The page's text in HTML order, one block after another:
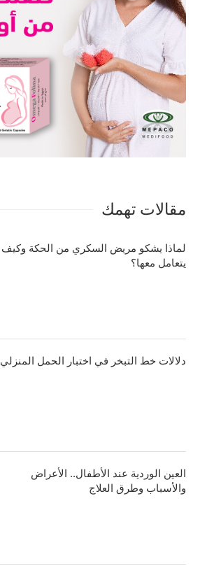
مقالات تهمك
لماذا يشكو مريض السكري من الحكة وكيف
يتعامل معها؟
دلالات خط التبخر في اختبار الحمل المنزلي
العين الوردية عند الأطفال.. الأعراض
والأسباب وطرق العلاج